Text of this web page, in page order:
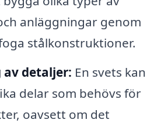
anläggningar genom
stålkonstruktioner.
detaljer: En svets kan
delar som behövs för
oavsett om det